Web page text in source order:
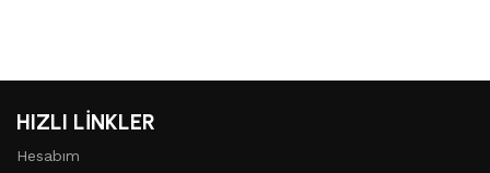
HIZLI LİNKLER
Hesabım